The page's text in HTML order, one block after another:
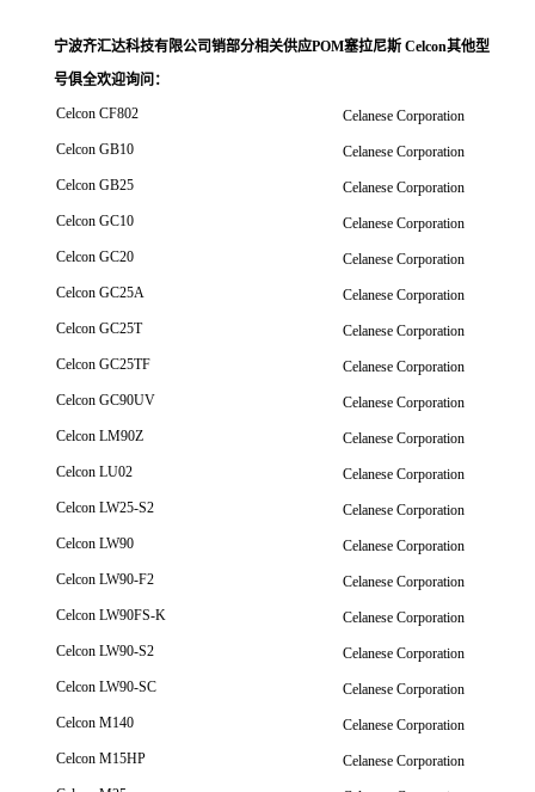
宁波齐汇达科技有限公司销部分相关供应POM塞拉尼斯 Celcon其他型
号俱全欢迎询问 ：
Celcon CF802
Celanese Corporation
Celcon GB10
Celanese Corporation
Celcon GB25
Celanese Corporation
Celcon GC10
Celanese Corporation
Celcon GC20
Celanese Corporation
Celcon GC25A
Celanese Corporation
Celcon GC25T
Celanese Corporation
Celcon GC25TF
Celanese Corporation
Celcon GC90UV
Celanese Corporation
Celcon LM90Z
Celanese Corporation
Celcon LU02
Celanese Corporation
Celcon LW25-S2
Celanese Corporation
Celcon LW90
Celanese Corporation
Celcon LW90-F2
Celanese Corporation
Celcon LW90FS-K
Celanese Corporation
Celcon LW90-S2
Celanese Corporation
Celcon LW90-SC
Celanese Corporation
Celcon M140
Celanese Corporation
Celcon M15HP
Celanese Corporation